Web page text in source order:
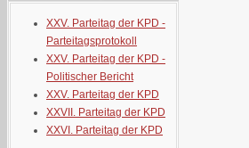
XXV. Parteitag der KPD -
Parteitagsprotokoll
XXV. Parteitag der KPD -
Politischer Bericht
XXV. Parteitag der KPD
XXVII. Parteitag der KPD
XXVI. Parteitag der KPD